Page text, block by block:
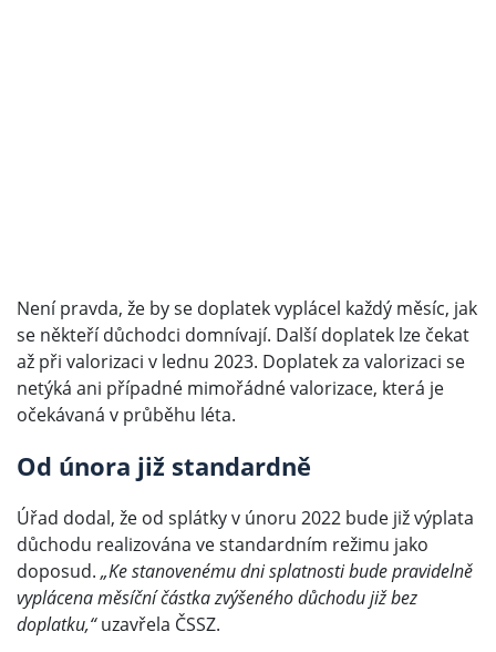
Není pravda, že by se doplatek vyplácel každý měsíc, jak
se někteří důchodci domnívají. Další doplatek lze čekat
až při valorizaci v lednu 2023. Doplatek za valorizaci se
netýká ani případné mimořádné valorizace, která je
očekávaná v průběhu léta.
Od února již standardně
Úřad dodal, že od splátky v únoru 2022 bude již výplata
důchodu realizována ve standardním režimu jako
doposud. „Ke stanovenému dni splatnosti bude pravidelně
vyplácena měsíční částka zvýšeného důchodu již bez
doplatku,“uzavřela ČSSZ.